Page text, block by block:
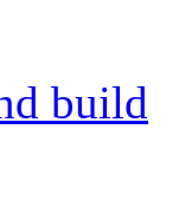
build